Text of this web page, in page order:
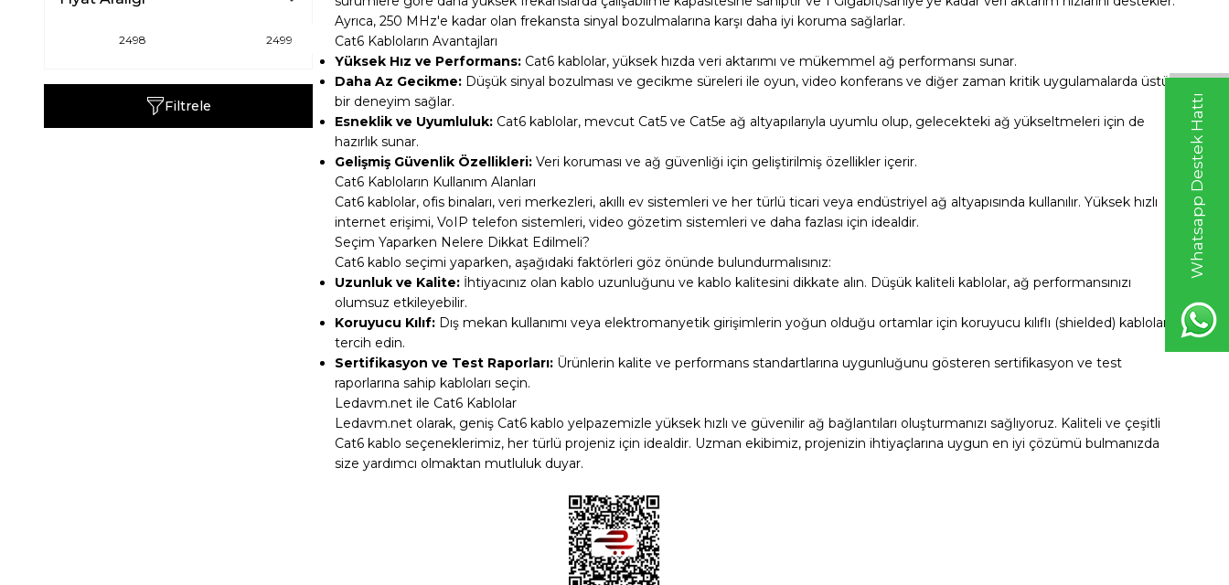
Whatsapp Destek Hattı
Filtrele
Ayrıca, 250 MHz'e kadar olan frekansta sinyal bozulmalarına karşı daha iyi koruma sağlarlar.
Cat6 Kabloların Avantajları
Yüksek Hız ve Performans: Cat6 kablolar, yüksek hızda veri aktarımı ve mükemmel ağ performansı sunar.
Daha Az Gecikme: Düşük sinyal bozulması ve gecikme süreleri ile oyun, video konferans ve diğer zaman kritik uygulamalarda üstün
bir deneyim sağlar.
Esneklik ve Uyumluluk: Cat6 kablolar, mevcut Cat5 ve Cat5e ağ altyapılarıyla uyumlu olup, gelecekteki ağ yükseltmeleri için de
hazırlık sunar.
Gelişmiş Güvenlik Özellikleri: Veri koruması ve ağ güvenliği için geliştirilmiş özellikler içerir.
Cat6 Kabloların Kullanım Alanları
Cat6 kablolar, ofis binaları, veri merkezleri, akıllı ev sistemleri ve her türlü ticari veya endüstriyel ağ altyapısında kullanılır. Yüksek hızlı
internet erişimi, VoIP telefon sistemleri, video gözetim sistemleri ve daha fazlası için idealdir.
Seçim Yaparken Nelere Dikkat Edilmeli?
Cat6 kablo seçimi yaparken, aşağıdaki faktörleri göz önünde bulundurmalısınız:
Uzunluk ve Kalite: İhtiyacınız olan kablo uzunluğunu ve kablo kalitesini dikkate alın. Düşük kaliteli kablolar, ağ performansınızı
olumsuz etkileyebilir.
Koruyucu Kılıf: Dış mekan kullanımı veya elektromanyetik girişimlerin yoğun olduğu ortamlar için koruyucu kılıflı (shielded) kabloları
tercih edin.
Sertifikasyon ve Test Raporları: Ürünlerin kalite ve performans standartlarına uygunluğunu gösteren sertifikasyon ve test
raporlarına sahip kabloları seçin.
Ledavm.net ile Cat6 Kablolar
Ledavm.net olarak, geniş Cat6 kablo yelpazemizle yüksek hızlı ve güvenilir ağ bağlantıları oluşturmanızı sağlıyoruz. Kaliteli ve çeşitli
Cat6 kablo seçeneklerimiz, her türlü projeniz için idealdir. Uzman ekibimiz, projenizin ihtiyaçlarına uygun en iyi çözümü bulmanızda
size yardımcı olmaktan mutluluk duyar.